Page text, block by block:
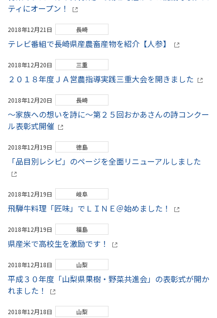
ティにオープン！
2018年12月21日 長崎
テレビ番組で長崎県産農畜産物を紹介【人参】
2018年12月20日 三重
２０１８年度ＪＡ営農指導実践三重大会を開きました
2018年12月20日 長崎
～家族への想いを詩に～第２５回おかあさんの詩コンクー
ル表彰式開催
2018年12月19日 徳島
「品目別レシピ」のページを全面リニューアルしました
2018年12月19日 岐阜
飛騨牛料理「匠味」でＬＩＮＥ＠始めました！
2018年12月19日 福島
県産米で高校生を激励です！
2018年12月18日 山梨
平成３０年度「山梨県果樹・野菜共進会」の表彰式が開か
れました！
2018年12月18日 山梨